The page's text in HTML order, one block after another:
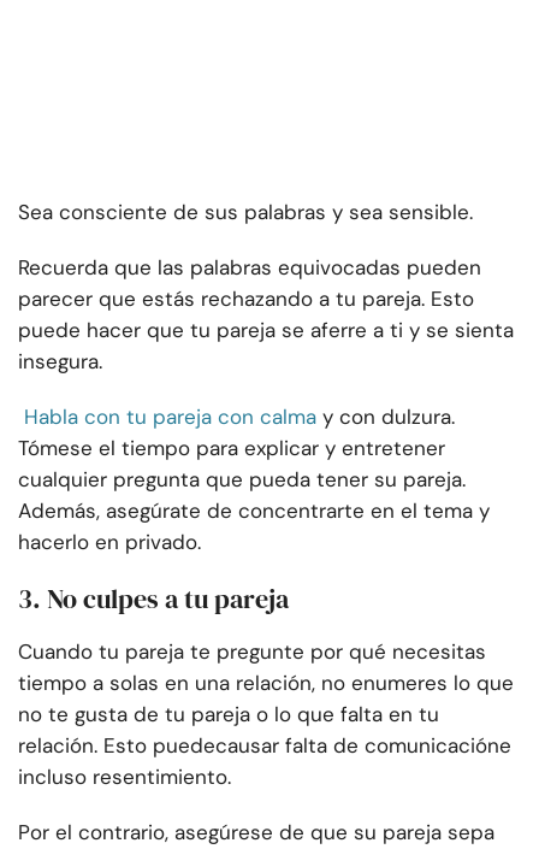
Sea consciente de sus palabras y sea sensible.
Recuerda que las palabras equivocadas pueden
parecer que estás rechazando a tu pareja. Esto
puede hacer que tu pareja se aferre a ti y se sienta
insegura.
Habla con tu pareja con calma y con dulzura.
Tómese el tiempo para explicar y entretener
cualquier pregunta que pueda tener su pareja.
Además, asegúrate de concentrarte en el tema y
hacerlo en privado.
3. No culpes a tu pareja
Cuando tu pareja te pregunte por qué necesitas
tiempo a solas en una relación, no enumeres lo que
no te gusta de tu pareja o lo que falta en tu
relación. Esto puedecausar falta de comunicacióne
incluso resentimiento.
Por el contrario, asegúrese de que su pareja sepa